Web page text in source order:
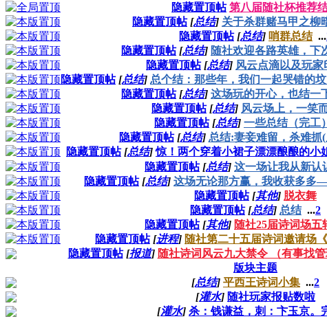
隐藏置顶帖 第八届随社杯推荐
隐藏置顶帖 [总结] 关于杀群赌马甲之柳
隐藏置顶帖 [总结] 哨群总结 ...
隐藏置顶帖 [总结] 随社欢迎各路英雄，下
隐藏置顶帖 [总结] 风云点滴以及玩家
隐藏置顶帖 [总结] 总个结：那些年，我们一起哭错的坟
隐藏置顶帖 [总结] 这场玩的开心，也结一
隐藏置顶帖 [总结] 风云场上，一笑
隐藏置顶帖 [总结] 一些总结（完工）
隐藏置顶帖 [总结] 总结:妻妾难留，杀难抓
隐藏置顶帖 [总结] 惊！两个穿着小裙子漂漂酿酿的小
隐藏置顶帖 [总结] 这一场让我从新认
隐藏置顶帖 [总结] 这场无论那方赢，我收获多多
隐藏置顶帖 [其他] 脱衣舞
隐藏置顶帖 [总结] 总结 ...2
隐藏置顶帖 [其他] 随社25届诗词场五
隐藏置顶帖 [进程] 随社第二十五届诗词邀请场
隐藏置顶帖 [报道] 随社诗词风云九大禁令 （有事找管
版块主题
[总结] 平西王诗词小集 ...2
[灌水] 随社玩家报贴数啦
[灌水] 杀：钱谦益，刺：卞玉京。